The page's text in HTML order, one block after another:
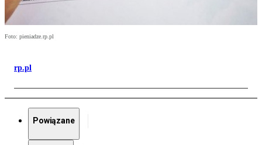
Foto: pieniadze.rp.pl
rp.pl
Powiązane